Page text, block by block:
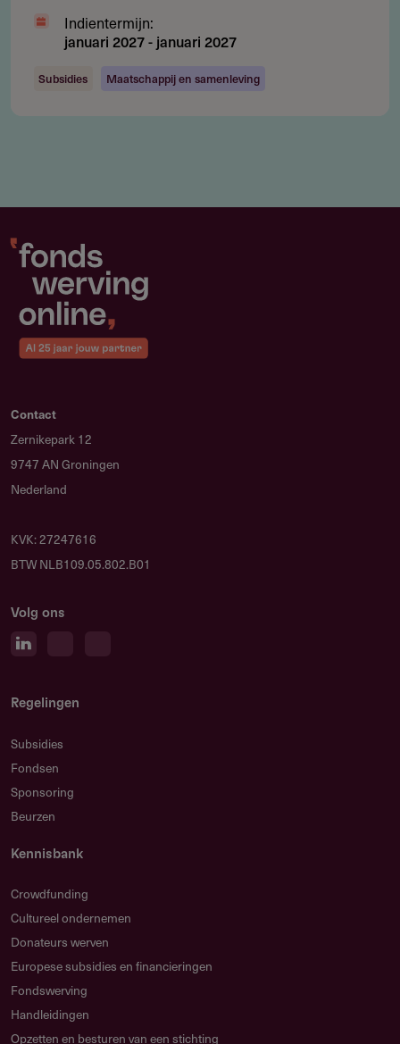
Indientermijn:
januari 2027- januari 2027
Subsidies Maatschappij en samenleving
Contact
Zernikepark 12
9747 AN Groningen
Nederland
KVK: 27247616
BTW NLB109.05.802.B01
Volg ons
Regelingen
Subsidies
Fondsen
Sponsoring
Beurzen
Kennisbank
Crowdfunding
Cultureel ondernemen
Donateurs werven
Europese subsidies en financieringen
Fondswerving
Handleidingen
Opzetten en besturen van een stichting